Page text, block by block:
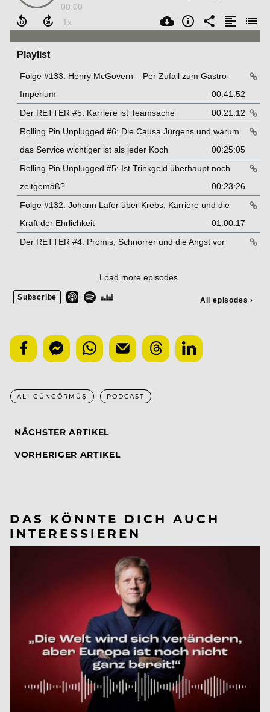
ALI GÜNGÖRMÜŞ PODCAST
NÄCHSTER ARTIKEL
VORHERIGER ARTIKEL
DAS KÖNNTE DICH AUCH
INTERESSIEREN